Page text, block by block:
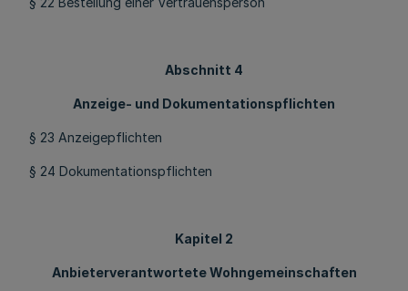
Abschnitt 4
Anzeige- und Dokumentationspflichten
§ 23 Anzeigepflichten
§ 24 Dokumentationspflichten
Kapitel 2
Anbieterverantwortete Wohngemeinschaften